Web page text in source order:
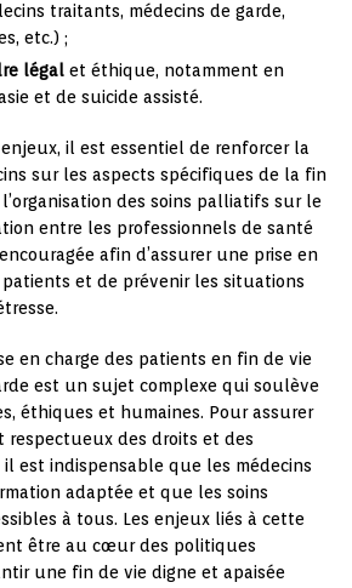
traitants, médecins de garde,
etc.) ;
légal et éthique, notamment en
et de suicide assisté.
il est essentiel de renforcer la
sur les aspects spécifiques de la fin
des soins palliatifs sur le
entre les professionnels de santé
afin d’assurer une prise en
et de prévenir les situations
en charge des patients en fin de vie
est un sujet complexe qui soulève
éthiques et humaines. Pour assurer
respectueux des droits et des
est indispensable que les médecins
adaptée et que les soins
à tous. Les enjeux liés à cette
être au cœur des politiques
une fin de vie digne et apaisée